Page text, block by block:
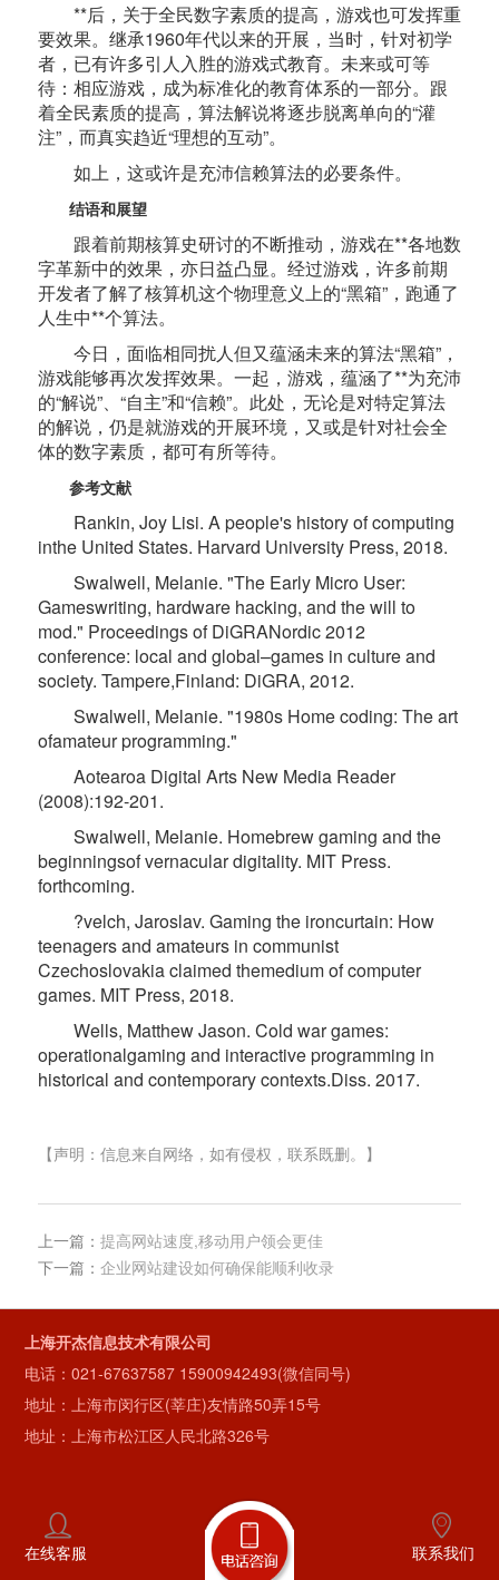
**后，关于全民数字素质的提高，游戏也可发挥重
要效果。继承1960年代以来的开展，当时，针对初学
者，已有许多引人入胜的游戏式教育。未来或可等
待：相应游戏，成为标准化的教育体系的一部分。跟
着全民素质的提高，算法解说将逐步脱离单向的“灌
注”，而真实趋近“理想的互动”。
如上，这或许是充沛信赖算法的必要条件。
结语和展望
跟着前期核算史研讨的不断推动，游戏在**各地数
字革新中的效果，亦日益凸显。经过游戏，许多前期
开发者了解了核算机这个物理意义上的“黑箱”，跑通了
人生中**个算法。
今日，面临相同扰人但又蕴涵未来的算法“黑箱”，
游戏能够再次发挥效果。一起，游戏，蕴涵了**为充沛
的“解说”、“自主”和“信赖”。此处，无论是对特定算法
的解说，仍是就游戏的开展环境，又或是针对社会全
体的数字素质，都可有所等待。
参考文献
Rankin, Joy Lisi. A people's history of computing
inthe United States. Harvard University Press, 2018.
Swalwell, Melanie. "The Early Micro User:
Gameswriting, hardware hacking, and the will to
mod." Proceedings of DiGRANordic 2012
conference: local and global–games in culture and
society. Tampere,Finland: DiGRA, 2012.
Swalwell, Melanie. "1980s Home coding: The art
ofamateur programming."
Aotearoa Digital Arts New Media Reader
(2008):192-201.
Swalwell, Melanie. Homebrew gaming and the
beginningsof vernacular digitality. MIT Press.
forthcoming.
?velch, Jaroslav. Gaming the ironcurtain: How
teenagers and amateurs in communist
Czechoslovakia claimed themedium of computer
games. MIT Press, 2018.
Wells, Matthew Jason. Cold war games:
operationalgaming and interactive programming in
historical and contemporary contexts.Diss. 2017.
【声明：信息来自网络，如有侵权，联系既删。】
上一篇： 提高网站速度,移动用户领会更佳
下一篇： 企业网站建设如何确保能顺利收录
上海开杰信息技术有限公司
电话：021-67637587 15900942493(微信同号)
地址：上海市闵行区(莘庄)友情路50弄15号
地址：上海市松江区人民北路326号
在线客服 联系我们